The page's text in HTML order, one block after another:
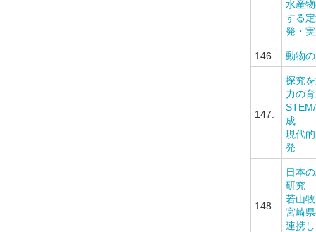
水産
する
発・
146. 動物
147.
探究
力の
成
現代
発
148.
日本
研究
若山
宮崎
連携